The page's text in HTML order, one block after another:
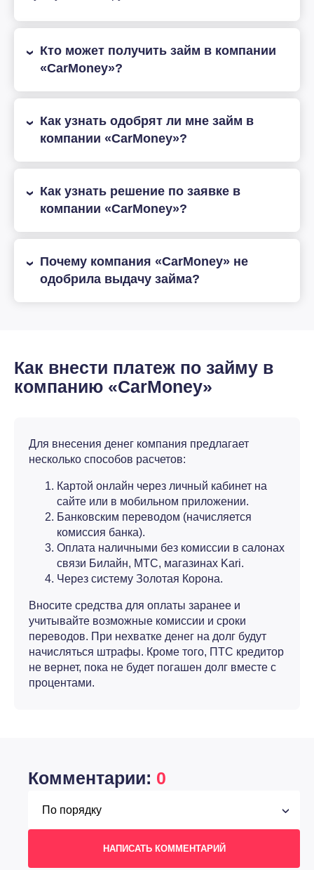
Кто может получить займ в компании
«CarMoney»?
Как узнать одобрят ли мне займ в
компании «CarMoney»?
Как узнать решение по заявке в
компании «CarMoney»?
Почему компания «CarMoney» не
одобрила выдачу займа?
Как внести платеж по займу в
компанию «CarMoney»
Для внесения денег компания предлагает
несколько способов расчетов:
Картой онлайн через личный кабинет на
сайте или в мобильном приложении.
Банковским переводом (начисляется
комиссия банка).
Оплата наличными без комиссии в салонах
связи Билайн, МТС, магазинах Kari.
Через систему Золотая Корона.
Вносите средства для оплаты заранее и
учитывайте возможные комиссии и сроки
переводов. При нехватке денег на долг будут
начисляться штрафы. Кроме того, ПТС кредитор
не вернет, пока не будет погашен долг вместе с
процентами.
Комментарии: 0
НАПИСАТЬ КОММЕНТАРИЙ